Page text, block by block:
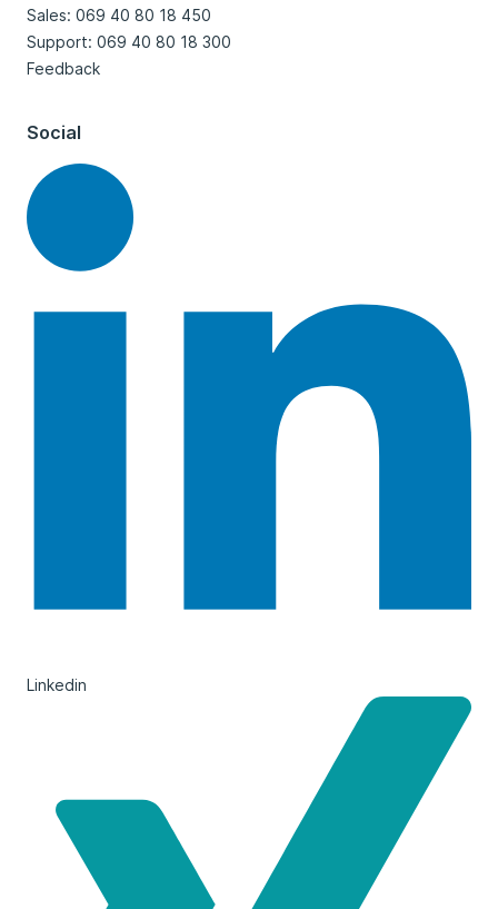
Sales: 069 40 80 18 450
Support: 069 40 80 18 300
Feedback
Social
Linkedin